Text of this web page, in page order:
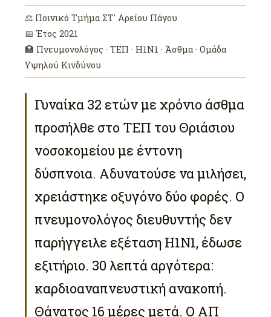
⚖ Ποινικό Τμήμα ΣΤ′ Αρείου Πάγου
📅 Έτος 2021
🏥 Πνευμονολόγος · ΤΕΠ · H1N1 · Άσθμα · Ομάδα
Υψηλού Κινδύνου
Γυναίκα 32 ετών με χρόνιο άσθμα
προσήλθε στο ΤΕΠ του Θριάσιου
νοσοκομείου με έντονη
δύσπνοια. Αδυνατούσε να μιλήσει,
χρειάστηκε οξυγόνο δύο φορές. Ο
πνευμονολόγος διευθυντής δεν
παρήγγειλε εξέταση H1N1, έδωσε
εξιτήριο. 30 λεπτά αργότερα:
καρδιοαναπνευστική ανακοπή.
Θάνατος 16 μέρες μετά. Ο ΑΠ